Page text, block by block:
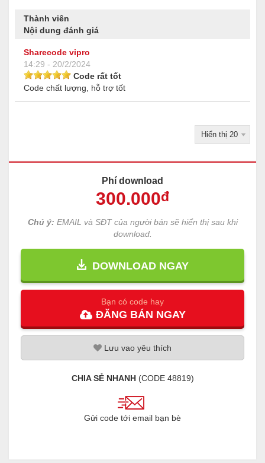
Thành viên
Nội dung đánh giá
Sharecode vipro
14:29 - 20/2/2024
Code rất tốt
Code chất lượng, hỗ trợ tốt
Phí download
300.000đ
Chú ý: EMAIL và SĐT của người bán sẽ hiển thị sau khi
download.
DOWNLOAD NGAY
Bạn có code hay
ĐĂNG BÁN NGAY
Lưu vao yêu thích
CHIA SẺ NHANH(CODE 48819)
Gửi code tới email bạn bè